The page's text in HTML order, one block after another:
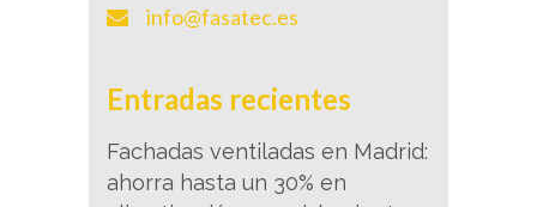
info@fasatec.es
Entradas recientes
Fachadas ventiladas en Madrid:
ahorra hasta un 30% en